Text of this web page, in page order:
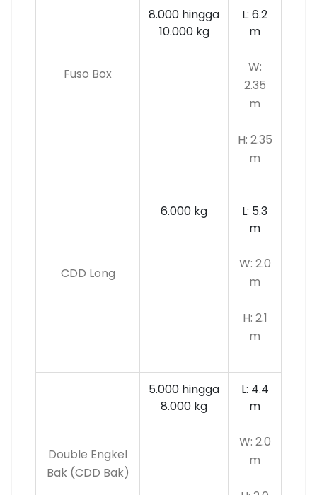
Fuso Box
8.000 hingga
10.000 kg
L: 6.2
m
W:
2.35
m
H: 2.35
m
CDD Long
6.000 kg
L: 5.3
m
W: 2.0
m
H: 2.1
m
Double Engkel
Bak (CDD Bak)
5.000 hingga
8.000 kg
L: 4.4
m
W: 2.0
m